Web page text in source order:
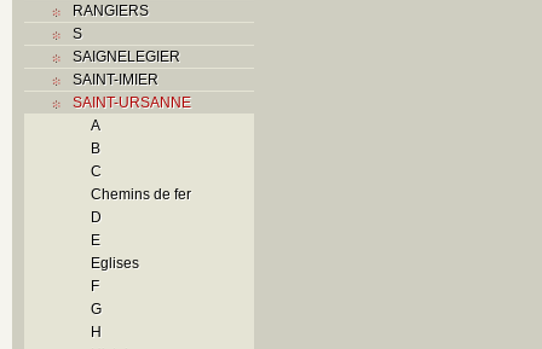
RANGIERS
S
SAIGNELEGIER
SAINT-IMIER
SAINT-URSANNE
A
B
C
Chemins de fer
D
E
Eglises
F
G
H